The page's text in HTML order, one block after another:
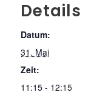
Details
Datum:
31. Mai
Zeit:
11:15 - 12:15